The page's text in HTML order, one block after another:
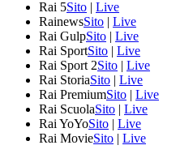
Rai 5Sito | Live
RainewsSito | Live
Rai GulpSito | Live
Rai SportSito | Live
Rai Sport 2Sito | Live
Rai StoriaSito | Live
Rai PremiumSito | Live
Rai ScuolaSito | Live
Rai YoYoSito | Live
Rai MovieSito | Live